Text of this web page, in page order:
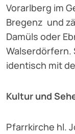
Vorarlberg im
Bregenz und
Damüls oder
Walserdörfern.
identisch mit
Kultur und
Pfarrkirche hl.